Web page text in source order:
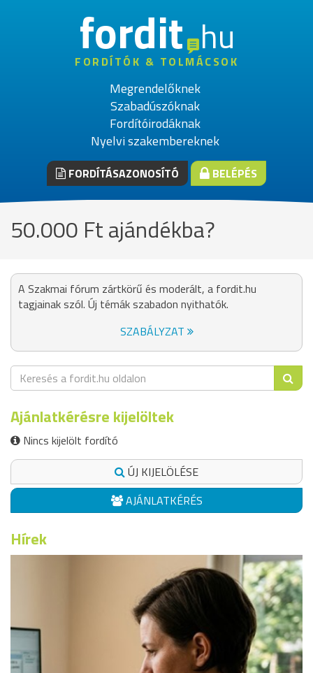
fordithu
FORDÍTÓK & TOLMÁCSOK
Megrendelőknek
Szabadúszóknak
Fordítóirodáknak
Nyelvi szakembereknek
FORDÍTÁSAZONOSÍTÓ BELÉPÉS
50.000 Ft ajándékba?
A Szakmai fórum zártkörű és moderált, a fordit.hu
tagjainak szól. Új témák szabadon nyithatók.
SZABÁLYZAT
Ajánlatkérésre kijelöltek
Nincs kijelölt fordító
ÚJ KIJELÖLÉSE
AJÁNLATKÉRÉS
Hírek